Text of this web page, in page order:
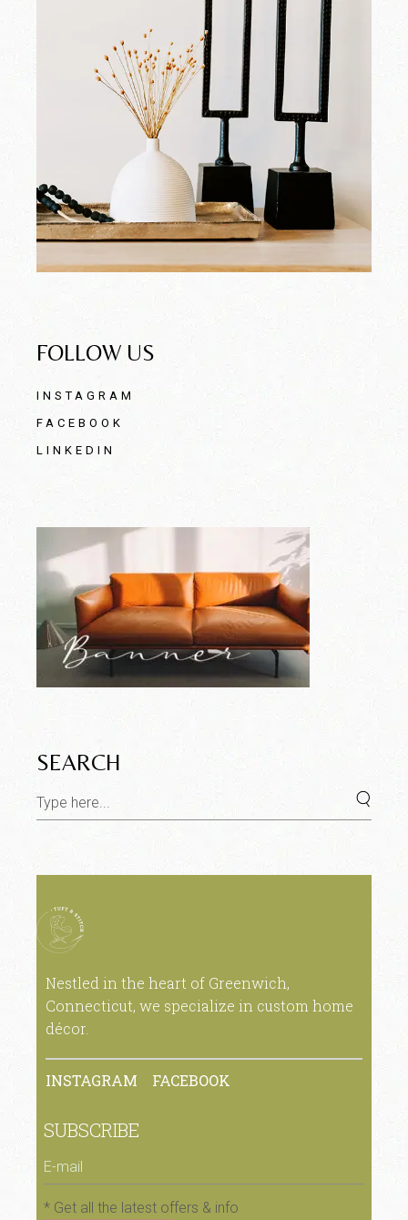
FOLLOW US
INSTAGRAM
FACEBOOK
LINKEDIN
SEARCH
Nestled in the heart of Greenwich,
Connecticut, we specialize in custom home
décor.
INSTAGRAM FACEBOOK
SUBSCRIBE
* Get all the latest offers & info